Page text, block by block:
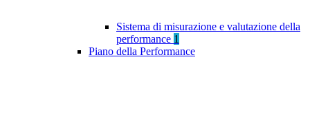
Sistema di misurazione e valutazione della
performance 1
Piano della Performance